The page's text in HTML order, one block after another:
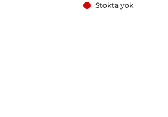
Stokta yok